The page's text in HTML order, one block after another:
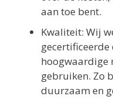
aan toe bent.
Kwaliteit: Wij
gecertificeerde
hoogwaardige
gebruiken. Zo
duurzaam en